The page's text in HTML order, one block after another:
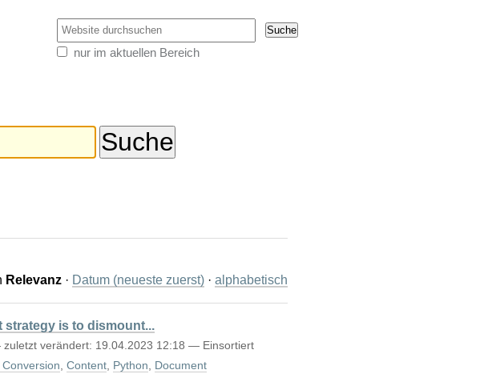
Website durchsuchen
nur im aktuellen Bereich
Relevanz · Datum (neueste zuerst) · alphabetisch
strategy is to dismount...
zuletzt verändert: 19.04.2023 12:18 — Einsortiert
Conversion Content, Python
Document